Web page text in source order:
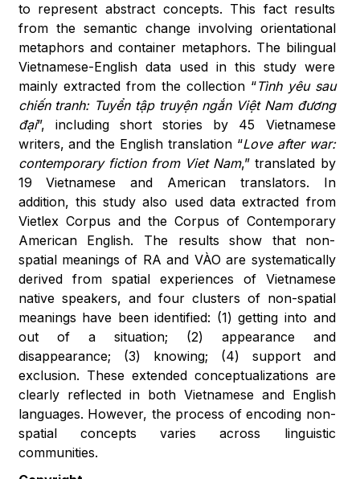
to represent abstract concepts. This fact results
from the semantic change involving orientational
metaphors and container metaphors. The bilingual
Vietnamese-English data used in this study were
mainly extracted from the collection “Tình yêu sau
chiến tranh: Tuyển tập truyện ngắn Việt Nam đương
đại”, including short stories by 45 Vietnamese
writers, and the English translation “Love after war:
contemporary fiction from Viet Nam,” translated by
19 Vietnamese and American translators. In
addition, this study also used data extracted from
Vietlex Corpus and the Corpus of Contemporary
American English. The results show that non-
spatial meanings of RA and VÀO are systematically
derived from spatial experiences of Vietnamese
native speakers, and four clusters of non-spatial
meanings have been identified: (1) getting into and
out of a situation; (2) appearance and
disappearance; (3) knowing; (4) support and
exclusion. These extended conceptualizations are
clearly reflected in both Vietnamese and English
languages. However, the process of encoding non-
spatial concepts varies across linguistic
communities.